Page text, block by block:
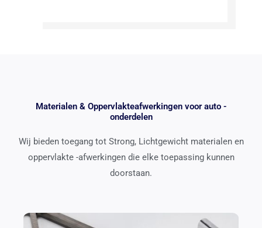
Materialen & Oppervlakteafwerkingen voor auto -
onderdelen
Wij bieden toegang tot Strong, Lichtgewicht materialen en
oppervlakte -afwerkingen die elke toepassing kunnen
doorstaan.